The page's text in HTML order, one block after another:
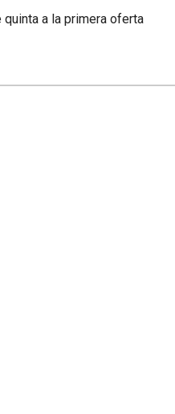
quinta a la primera oferta